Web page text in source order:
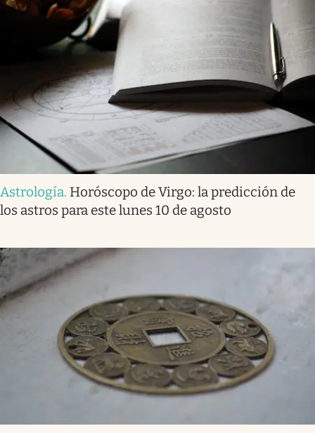
Astrología. Horóscopo de Virgo: la predicción de
los astros para este lunes 10 de agosto